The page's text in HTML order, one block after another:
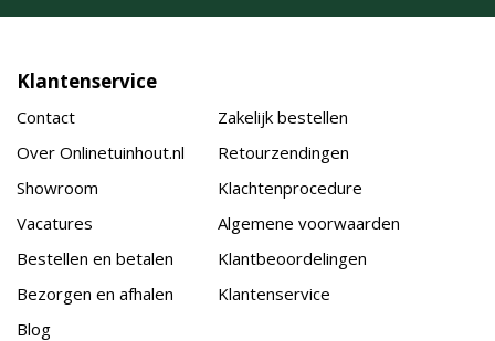
Klantenservice
Contact
Over Onlinetuinhout.nl
Showroom
Vacatures
Bestellen en betalen
Bezorgen en afhalen
Blog
Zakelijk bestellen
Retourzendingen
Klachtenprocedure
Algemene voorwaarden
Klantbeoordelingen
Klantenservice